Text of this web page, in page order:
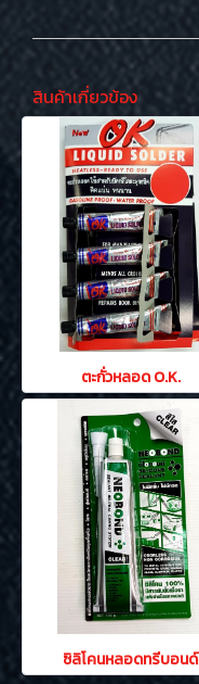
สินค้าเกี่ยวข้อง
ตะกั่วหลอด O.K.
ซิลิโคนหลอดทรีบอนด์